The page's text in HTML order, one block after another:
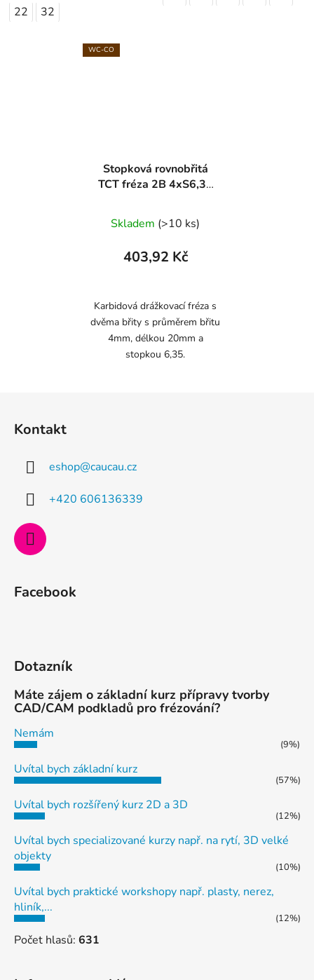
22 32
WC-CO
Stopková rovnobřitá
TCT fréza 2B 4xS6,35
Skladem (>10 ks)
403,92 Kč
Karbidová drážkovací fréza s
dvěma břity s průměrem břitu
4mm, délkou 20mm a
stopkou 6,35.
Kontakt
eshop@caucau.cz
+420 606136339
Facebook
Dotazník
Máte zájem o základní kurz přípravy tvorby
CAD/CAM podkladů pro frézování?
Nemám
(9%)
Uvítal bych základní kurz
(57%)
Uvítal bych rozšířený kurz 2D a 3D
(12%)
Uvítal bych specializované kurzy např. na rytí, 3D velké
objekty
(10%)
Uvítal bych praktické workshopy např. plasty, nerez,
hliník,...
(12%)
Počet hlasů: 631